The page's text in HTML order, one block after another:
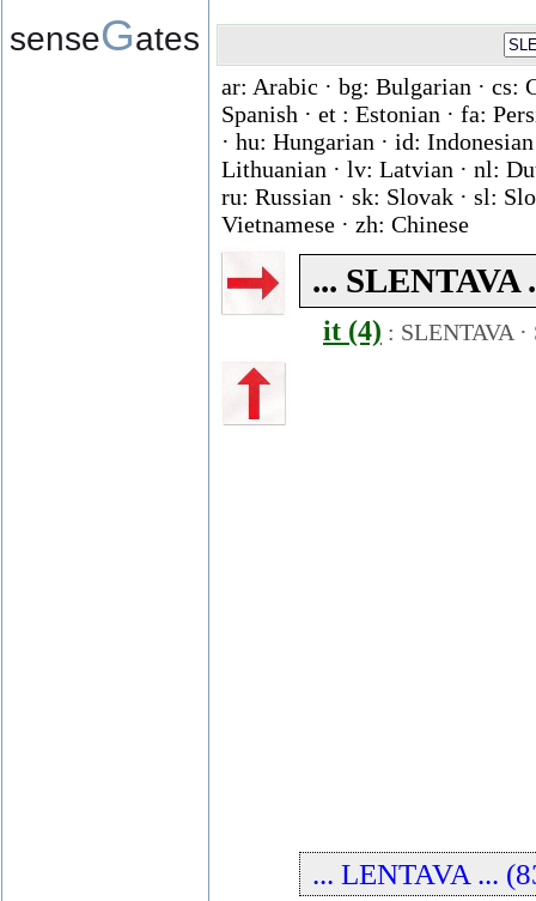
senseGates
ar: Arabic · bg: Bulgarian · cs:
Spanish · et : Estonian · fa:
· hu: Hungarian · id:
Lithuanian · lv: Latvian · nl:
ru: Russian · sk: Slovak · sl:
Vietnamese · zh: Chinese
... SLENTAVA
it (4) : SLENTAVA ·
... LENTAVA ...